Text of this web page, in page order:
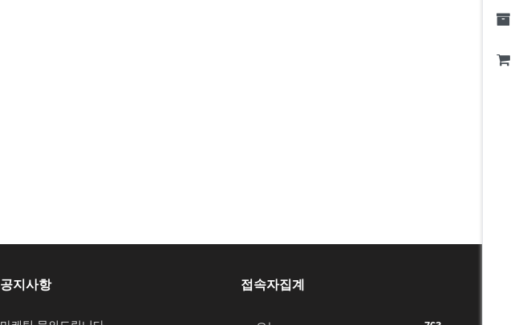
공지사항 접속자집계